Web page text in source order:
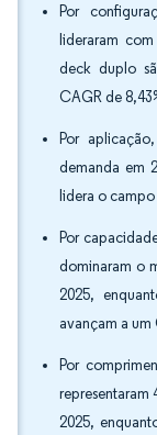
Por
lideraram
deck duplo
CAGR de
Por
demanda em
lidera o
Por
dominaram o
2025,
avançam a
Por
representaram
2025,